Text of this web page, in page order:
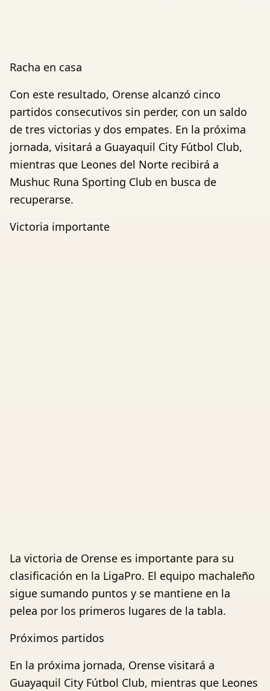
Racha en casa
Con este resultado, Orense alcanzó cinco
partidos consecutivos sin perder, con un saldo
de tres victorias y dos empates. En la próxima
jornada, visitará a Guayaquil City Fútbol Club,
mientras que Leones del Norte recibirá a
Mushuc Runa Sporting Club en busca de
recuperarse.
Victoria importante
La victoria de Orense es importante para su
clasificación en la LigaPro. El equipo machaleño
sigue sumando puntos y se mantiene en la
pelea por los primeros lugares de la tabla.
Próximos partidos
En la próxima jornada, Orense visitará a
Guayaquil City Fútbol Club, mientras que Leones